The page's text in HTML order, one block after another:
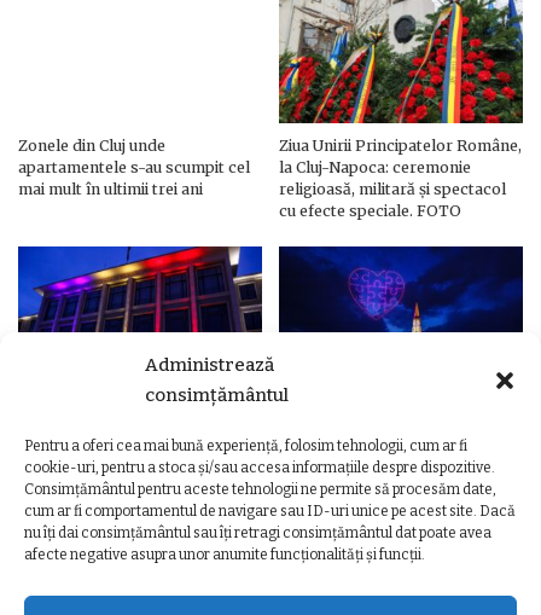
Administrează
consimțământul
Pentru a oferi cea mai bună experiență, folosim tehnologii, cum ar fi
cookie-uri, pentru a stoca și/sau accesa informațiile despre dispozitive.
Consimțământul pentru aceste tehnologii ne permite să procesăm date,
cum ar fi comportamentul de navigare sau ID-uri unice pe acest site. Dacă
nu îți dai consimțământul sau îți retragi consimțământul dat poate avea
afecte negative asupra unor anumite funcționalități și funcții.
Zonele din Cluj unde
apartamentele s-au scumpit cel
mai mult în ultimii trei ani
Ziua Unirii Principatelor Române,
la Cluj-Napoca: ceremonie
religioasă, militară și spectacol
cu efecte speciale. FOTO
Ziua Unirii Principatelor Române
– Clădiri și poduri din Cluj,
iluminate în culorile drapelului
Ziua Unirii la Cluj-Napoca.
Programul complet al
evenimentelor